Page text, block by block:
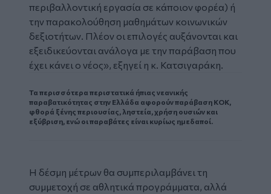
περιβαλλοντική εργασία σε κάποιον φορέα) ή
την παρακολούθηση μαθημάτων κοινωνικών
δεξιοτήτων. Πλέον οι επιλογές αυξάνονται και
εξειδικεύονται ανάλογα με την παράβαση που
έχει κάνει ο νέος», εξηγεί η κ. Κατσιγαράκη.
Τα περισσότερα περιστατικά ήπιας νεανικής
παραβατικότητας στην Ελλάδα αφορούν παράβαση ΚΟΚ,
φθορά ξένης περιουσίας, ληστεία, χρήση ουσιών και
εξύβριση, ενώ οι παραβάτες είναι κυρίως ημεδαποί.
Η δέσμη μέτρων θα συμπεριλαμβάνει τη
συμμετοχή σε αθλητικά προγράμματα, αλλά